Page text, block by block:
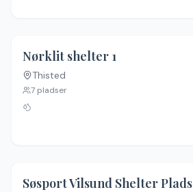
Ingen billeder
Nørklit shelter 1
Thisted
7 pladser
Søsport Vilsund Shelter Plads